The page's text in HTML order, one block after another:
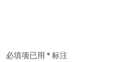
必填项已用 * 标注